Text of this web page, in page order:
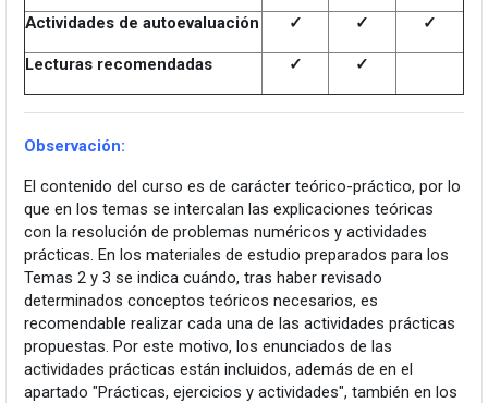
Actividades de autoevaluación ✓ ✓ ✓
Lecturas recomendadas ✓ ✓
Observación:
El contenido del curso es de carácter teórico-práctico, por lo
que en los temas se intercalan las explicaciones teóricas
con la resolución de problemas numéricos y actividades
prácticas. En los materiales de estudio preparados para los
Temas 2 y 3 se indica cuándo, tras haber revisado
determinados conceptos teóricos necesarios, es
recomendable realizar cada una de las actividades prácticas
propuestas. Por este motivo, los enunciados de las
actividades prácticas están incluidos, además de en el
apartado "Prácticas, ejercicios y actividades", también en los